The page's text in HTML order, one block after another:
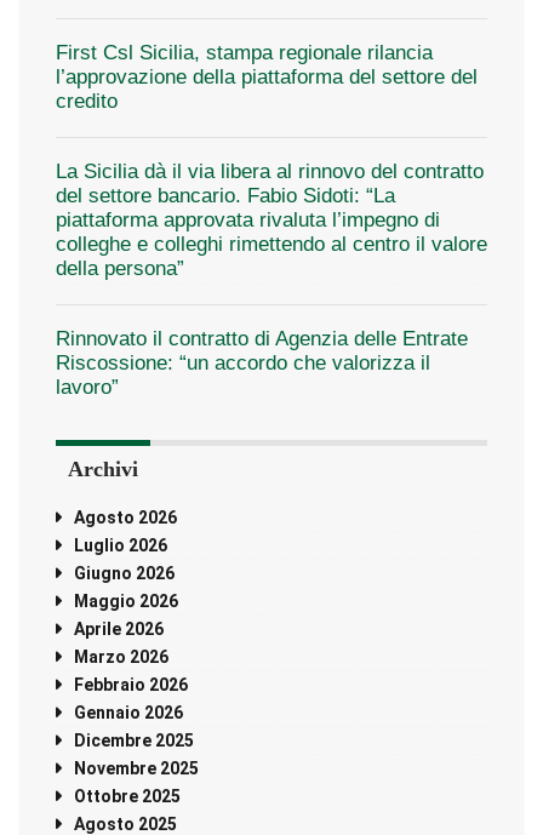
First Csl Sicilia, stampa regionale rilancia
l’approvazione della piattaforma del settore del
credito
La Sicilia dà il via libera al rinnovo del contratto
del settore bancario. Fabio Sidoti: “La
piattaforma approvata rivaluta l’impegno di
colleghe e colleghi rimettendo al centro il valore
della persona”
Rinnovato il contratto di Agenzia delle Entrate
Riscossione: “un accordo che valorizza il
lavoro”
Archivi
Agosto 2026
Luglio 2026
Giugno 2026
Maggio 2026
Aprile 2026
Marzo 2026
Febbraio 2026
Gennaio 2026
Dicembre 2025
Novembre 2025
Ottobre 2025
Agosto 2025